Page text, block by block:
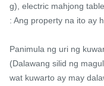
g), electric mahjong
: Ang property na ito ay
Panimula ng uri ng
(Dalawang silid ng
wat kuwarto ay may